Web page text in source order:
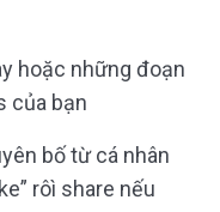
hoặc những đoạn
của bạn
bố từ cá nhân
rôì share nếu